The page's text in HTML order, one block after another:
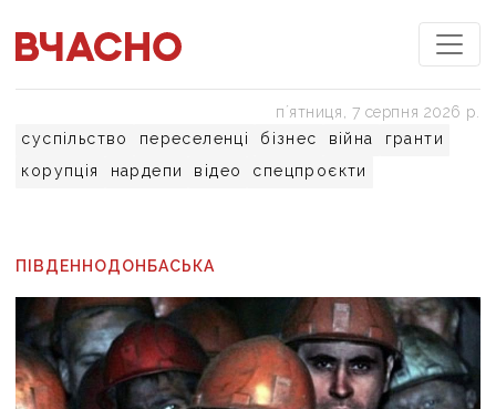
суспільство переселенці бізнес війна
гранти
корупція
нардепи відео спецпроєкти
пʼятниця, 7 серпня 2026 р.
ПІВДЕННОДОНБАСЬКА